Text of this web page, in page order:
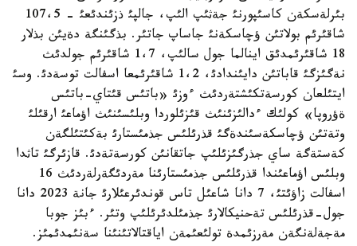
بئرلةسكةن كاسئپورنئ جةثئپ الئپ، جالپئ ذزئندئعئ - 107،5
شاقئرئم بولاتئن ؤچاسكةنئ جاساپ جاتئر. بذگئنگة دةيئن بذلار
18 شاقئرئمدئق اينالما جول سالئپ، 1،7 شاقئرئم جولدئث
نةگئزگئ قاباتئن دايئندادئ، 1،2 شاقئرئمعا اسفالت توسةدئ. وسئ
ايتئلعان كورسةتكئشتةردئث ءوزئ «باتئس قئتاي-باتئس
ةؤروپا» كولئك ءدالئزئنئث قئزئلوردا وبلئسئنئث اؤماعئ ارقئلئ
وتةتئن ؤچاسكةسئندةگئ قذرئلئس جذمئستارئ بةكئتئلگةن
كةستةگة ساي جذرگئزئلئپ جاتقانئن كورسةتةدئ. قازئرگئ تاثدا
وبلئس اؤماعئندا قذرئلئس جذمئستارئنا مةردئگةرلةردئث 16
اسفالت زاؤئتئ، 7 دانا شاعئل تاس قوندئرعئلارئ جانة 2023 دانا
جول-قذرئلئس تةحنيكالارئ جذمئلدئرئلئپ وتئر. ءبئز جوبا
مةجةلةنگةن مةرزئمدة تولئعئمةن اياقتالاتئنئنا سةنئمدئمئز.